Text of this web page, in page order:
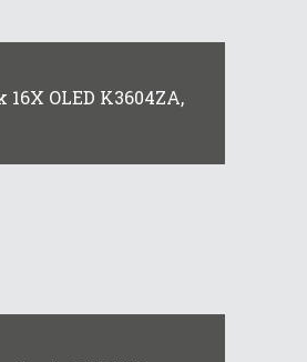
16X OLED K3604ZA,